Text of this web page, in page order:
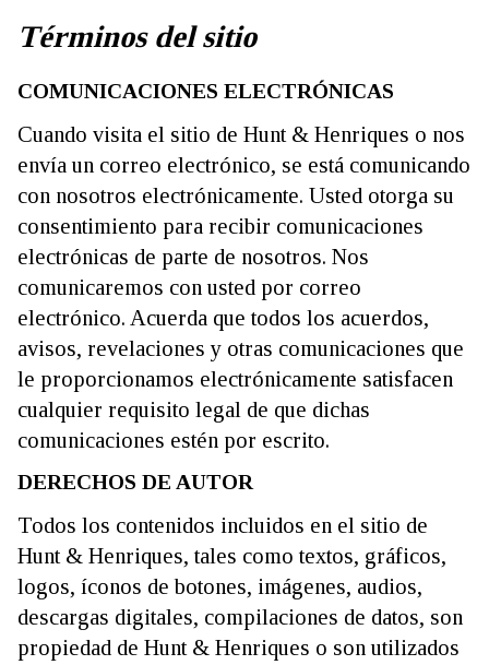
Términos del sitio
COMUNICACIONES ELECTRÓNICAS
Cuando visita el sitio de Hunt & Henriques o nos
envía un correo electrónico, se está comunicando
con nosotros electrónicamente. Usted otorga su
consentimiento para recibir comunicaciones
electrónicas de parte de nosotros. Nos
comunicaremos con usted por correo
electrónico. Acuerda que todos los acuerdos,
avisos, revelaciones y otras comunicaciones que
le proporcionamos electrónicamente satisfacen
cualquier requisito legal de que dichas
comunicaciones estén por escrito.
DERECHOS DE AUTOR
Todos los contenidos incluidos en el sitio de
Hunt & Henriques, tales como textos, gráficos,
logos, íconos de botones, imágenes, audios,
descargas digitales, compilaciones de datos, son
propiedad de Hunt & Henriques o son utilizados